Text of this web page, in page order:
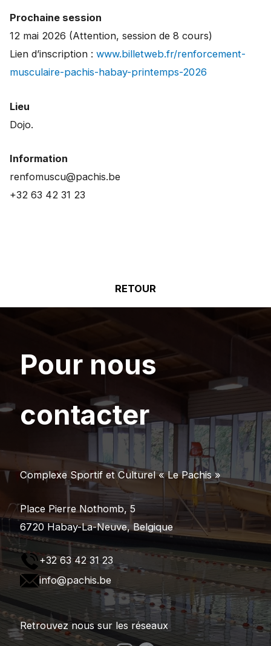
Prochaine session
12 mai 2026 (Attention, session de 8 cours)
Lien d’inscription :www.billetweb.fr/renforcement-
musculaire-pachis-habay-printemps-2026
Lieu
Dojo.
Information
renfomuscu@pachis.be
+32 63 42 31 23
RETOUR
Pour nous
contacter
Complexe Sportif et Culturel « Le Pachis »
Place Pierre Nothomb, 5
6720 Habay-La-Neuve, Belgique
+32 63 42 31 23
info@pachis.be
Retrouvez nous sur les réseaux